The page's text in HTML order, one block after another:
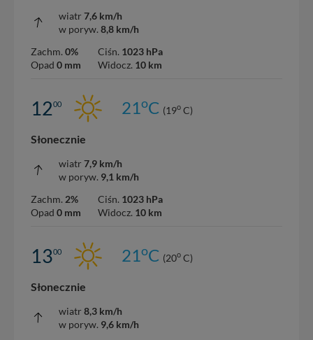
wiatr 7,6 km/h
w poryw. 8,8 km/h
Zachm. 0%
Opad 0 mm
Ciśn. 1023 hPa
Widocz. 10 km
1200 21oC (19o C)
Słonecznie
wiatr 7,9 km/h
w poryw. 9,1 km/h
Zachm. 2%
Opad 0 mm
Ciśn. 1023 hPa
Widocz. 10 km
1300 21oC (20o C)
Słonecznie
wiatr 8,3 km/h
w poryw. 9,6 km/h